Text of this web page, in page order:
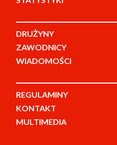
DRUŻYNY
ZAWODNICY
WIADOMOŚCI
REGULAMINY
KONTAKT
MULTIMEDIA